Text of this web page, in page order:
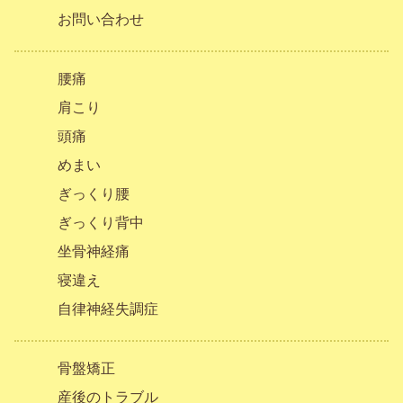
お問い合わせ
腰痛
肩こり
頭痛
めまい
ぎっくり腰
ぎっくり背中
坐骨神経痛
寝違え
自律神経失調症
骨盤矯正
産後のトラブル